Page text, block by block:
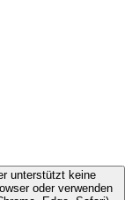
unterstützt keine
oder verwenden